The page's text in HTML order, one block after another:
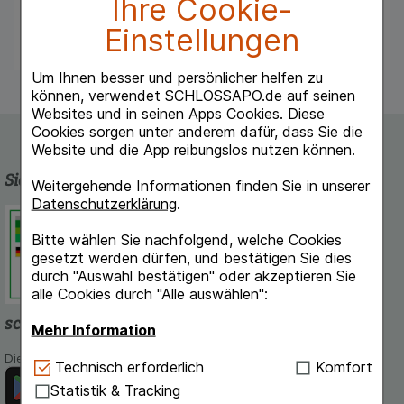
Ihre Cookie-
Einstellungen
Um Ihnen besser und persönlicher helfen zu
können, verwendet SCHLOSSAPO.de auf seinen
Websites und in seinen Apps Cookies. Diese
Cookies sorgen unter anderem dafür, dass Sie die
Website und die App reibungslos nutzen können.
Weitergehende Informationen finden Sie in unserer
Datenschutzerklärung.
Bitte wählen Sie nachfolgend, welche Cookies
gesetzt werden dürfen, und bestätigen Sie dies
durch "Auswahl bestätigen" oder akzeptieren Sie
alle Cookies durch "Alle auswählen":
Mehr Information
Technisch Notwendig:Hierbei handelt es sich um
Cookies, die für die Grundfunktionen unserer
Technisch erforderlich
Komfort
Statistik & Tracking
Packungsbeilage und fragen Sie Ihren Arzt
oder Apotheker.
Sicherheit und Qualität
Schlossapo.de ist registriert beim
Deutschen Institut für Medizinische
Dokumentation und Information.
schlossapo.de-App
Die App von schlossapo.de jetzt mit E-Rezept-Scanner